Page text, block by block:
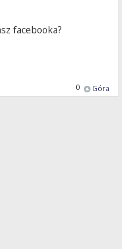
facebooka?
Góra
0